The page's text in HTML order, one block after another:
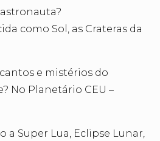
como Sol, as Crateras da
e mistérios do
No Planetário CEU –
a Super Lua, Eclipse Lunar,